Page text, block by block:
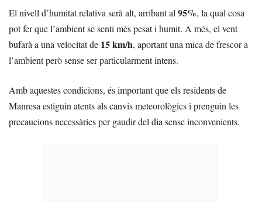
El nivell d’humitat relativa serà alt, arribant al95%, la qual cosa
pot fer que l’ambient se senti més pesat i humit. A més, el vent
bufarà a una velocitat de 15 km/h, aportant una mica de frescor a
l’ambient però sense ser particularment intens.
Amb aquestes condicions, és important que els residents de
Manresa estiguin atents als canvis meteorològics i prenguin les
precaucions necessàries per gaudir del dia sense inconvenients.